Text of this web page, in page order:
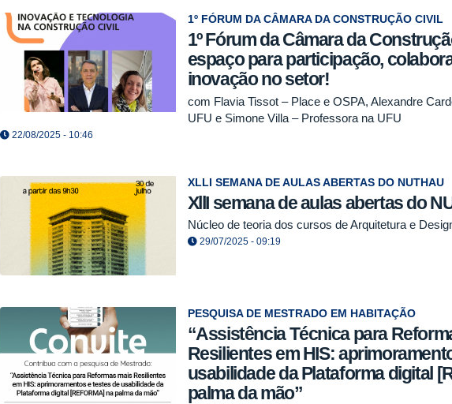
1º FÓRUM DA CÂMARA DA CONSTRUÇÃO CIVIL
1º Fórum da Câmara da
espaço para participação,
inovação no setor!
com Flavia Tissot – Place e OSPA, Alexandre
UFU e Simone Villa – Professora na UFU
22/08/2025 - 10:46
XLLI SEMANA DE AULAS ABERTAS DO NUTHAU
XllI semana de aulas abertas do
Núcleo de teoria dos cursos de Arquitetura e
29/07/2025 - 09:19
PESQUISA DE MESTRADO EM HABITAÇÃO
“Assistência Técnica para
Resilientes em HIS:
usabilidade da Plataforma digital
palma da mão”